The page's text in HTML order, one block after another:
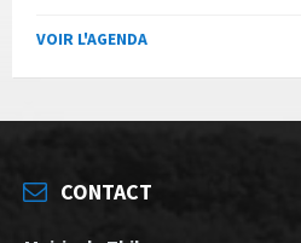
VOIR L'AGENDA
CONTACT